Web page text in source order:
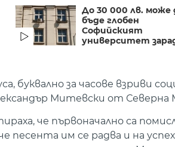
До 30 000 лв. може
бъде глобен
Софийският
университет
буквално за часове взриви
Митевски от Северна
че първоначално са
песента им се радва и на